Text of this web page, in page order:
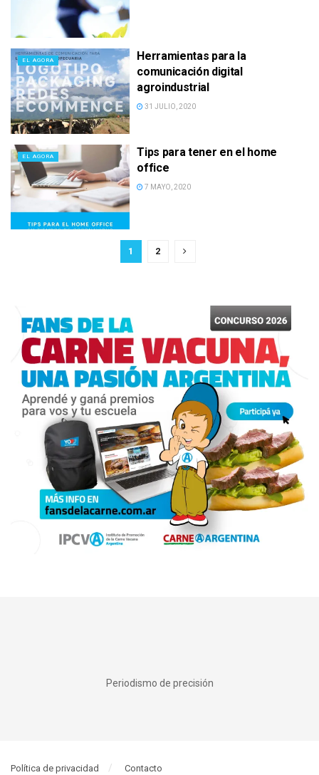
EL AGORA
Herramientas para la
comunicación digital
agroindustrial
31 JULIO, 2020
EL AGORA
Tips para tener en el home
office
7 MAYO, 2020
1 2
Periodismo de precisión
Política de privacidad Contacto